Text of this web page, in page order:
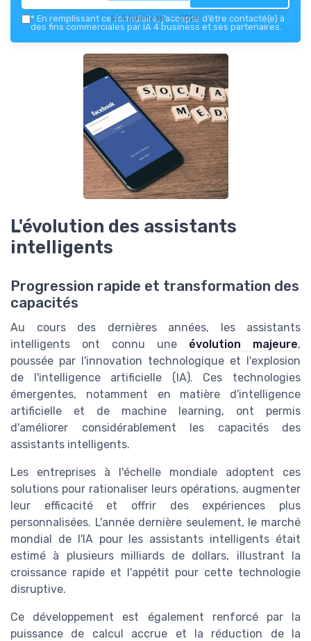
IA 4 business — 2026
* En remplissant ce formulaire, j’accepte d’être contacté(e) à
des fins commerciales par IA 4 business et ses partenaires.
L'évolution des assistants
intelligents
Progression rapide et transformation des
capacités
Au cours des dernières années, les assistants
intelligents ont connu une évolution majeure,
poussée par l'innovation technologique et l'explosion
de l'intelligence artificielle (IA). Ces technologies
émergentes, notamment en matière d'intelligence
artificielle et de machine learning, ont permis
d'améliorer considérablement les capacités des
assistants intelligents.
Les entreprises à l'échelle mondiale adoptent ces
solutions pour rationaliser leurs opérations, augmenter
leur efficacité et offrir des expériences plus
personnalisées. L'année dernière seulement, le marché
mondial de l'IA pour les assistants intelligents était
estimé à plusieurs milliards de dollars, illustrant la
croissance rapide et l'appétit pour cette technologie
disruptive.
Ce développement est également renforcé par la
puissance de calcul accrue et la réduction de la